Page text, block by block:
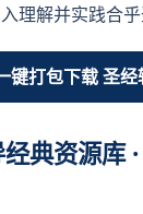
理解并实践合乎
键打包下载 圣经
典资源库